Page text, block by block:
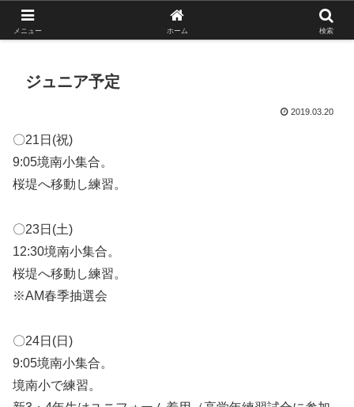
がんばれ！フルスイング！境南ブレーブス！
ジュニア予定
2019.03.20
〇21日(祝)
9:05境南小集合。
桜堤へ移動し練習。
〇23日(土)
12:30境南小集合。
桜堤へ移動し練習。
※AM春季抽選会
〇24日(日)
9:05境南小集合。
境南小で練習。
メニュー ホーム 検索